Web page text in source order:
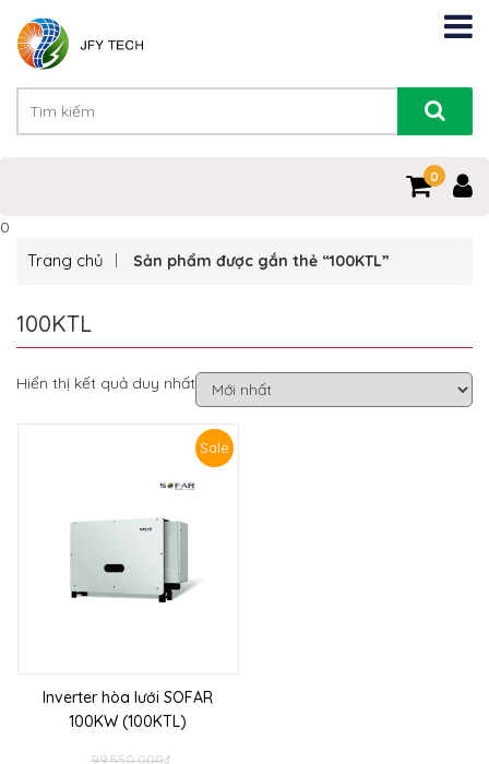
0
0
Trang chủ Sản phẩm được gắn thẻ “100KTL”
100KTL
Hiển thị kết quả duy nhất
Sale
Inverter hòa lưới SOFAR
100KW (100KTL)
₫
99.550.000